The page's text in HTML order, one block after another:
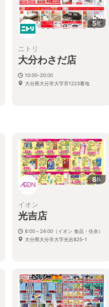
5枚
ニトリ
大分わさだ店
10:00-20:00
大分県大分市大字市1223番地
8枚
イオン
光吉店
8:00～24:00（イオン 食品・住余）
大分県大分市大字光吉825-1